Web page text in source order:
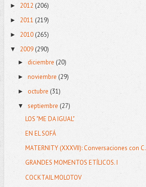
► 2012 (206)
► 2011 (219)
► 2010(265)
▼ 2009(290)
► diciembre (20)
► noviembre (29)
► octubre (31)
▼ septiembre (27)
LOS "ME DA IGUAL"
EN EL SOFÁ
MATERNITY (XXXVII): Conversaciones con C.
GRANDES MOMENTOS ETÍLICOS. I
COCKTAIL MOLOTOV